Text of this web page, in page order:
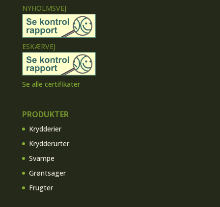
NYHOLMSVEJ
ESKÆRVEJ
Se alle certifikater
PRODUKTER
Krydderier
Krydderurter
Svampe
Grøntsager
Frugter